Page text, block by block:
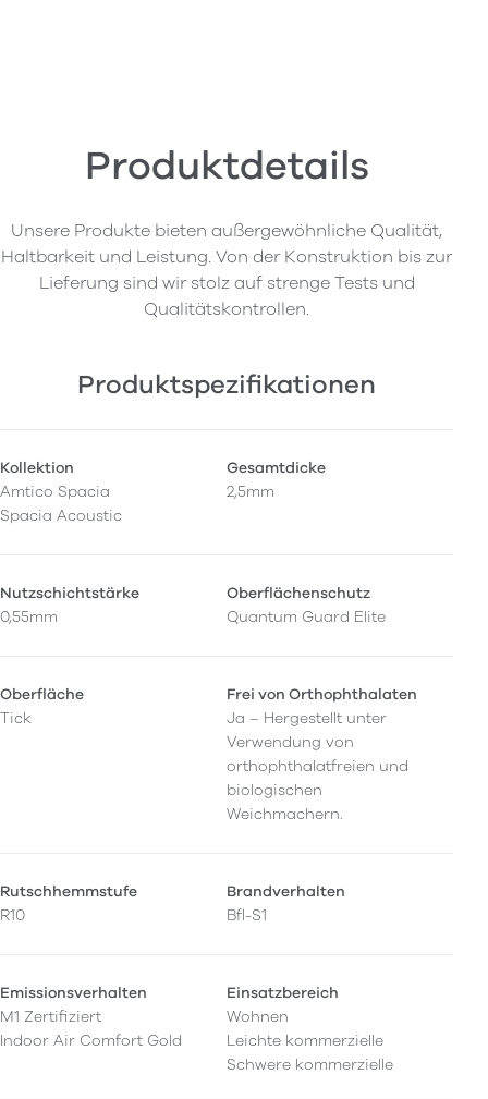
Produktdetails
Unsere Produkte bieten außergewöhnliche Qualität,
Haltbarkeit und Leistung. Von der Konstruktion bis zur
Lieferung sind wir stolz auf strenge Tests und
Qualitätskontrollen.
Produktspezifikationen
Kollektion
Amtico Spacia
Spacia Acoustic
Gesamtdicke
2,5mm
Nutzschichtstärke
0,55mm
Oberflächenschutz
Quantum Guard Elite
Oberfläche
Tick
Frei von Orthophthalaten
Ja – Hergestellt unter
Verwendung von
orthophthalatfreien und
biologischen
Weichmachern.
Rutschhemmstufe
R10
Brandverhalten
Bfl-S1
Emissionsverhalten
M1 Zertifiziert
Indoor Air Comfort Gold
Einsatzbereich
Wohnen
Leichte kommerzielle
Schwere kommerzielle